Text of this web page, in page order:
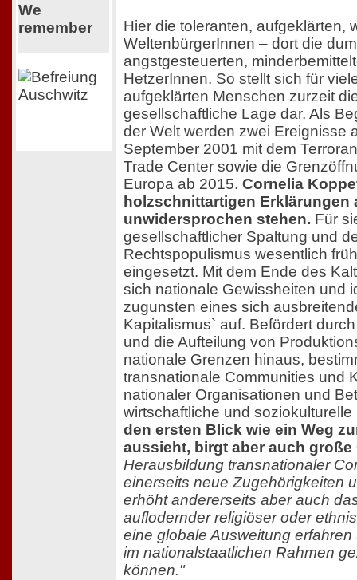
We
remember
Hier die toleranten, aufgeklärten,
WeltenbürgerInnen – dort die
angstgesteuerten,
HetzerInnen. So stellt sich für
aufgeklärten Menschen zurzeit
gesellschaftliche Lage dar. Als
der Welt werden zwei Ereignisse
September 2001 mit dem
Trade Center sowie die
Europa ab 2015. Cornelia
holzschnittartigen Erklärungen
unwidersprochen stehen. Für
gesellschaftlicher Spaltung und
Rechtspopulismus wesentlich
eingesetzt. Mit dem Ende des
sich nationale Gewissheiten und
zugunsten eines sich
Kapitalismus` auf. Befördert
und die Aufteilung von
nationale Grenzen hinaus,
transnationale Communities und
nationaler Organisationen und
wirtschaftliche und
den ersten Blick wie ein Weg
aussieht, birgt aber auch große
Herausbildung transnationaler
einerseits neue Zugehörigkeiten
erhöht andererseits aber auch
auflodernder religiöser oder
eine globale Ausweitung
im nationalstaatlichen Rahmen
können."